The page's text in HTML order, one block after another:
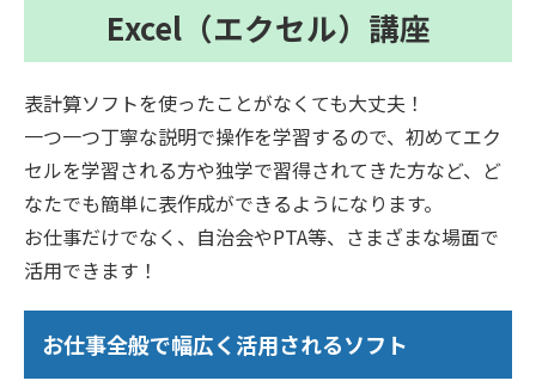
Excel（エクセル）講座
表計算ソフトを使ったことがなくても大丈夫！
一つ一つ丁寧な説明で操作を学習するので、初めてエク
セルを学習される方や独学で習得されてきた方など、ど
なたでも簡単に表作成ができるようになります。
お仕事だけでなく、自治会やPTA等、さまざまな場面で
活用できます！
お仕事全般で幅広く活用されるソフト